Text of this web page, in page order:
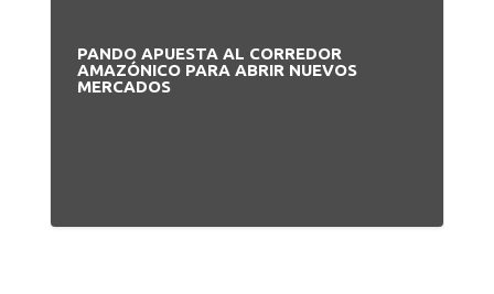
PANDO APUESTA AL CORREDOR
AMAZÓNICO PARA ABRIR NUEVOS
MERCADOS